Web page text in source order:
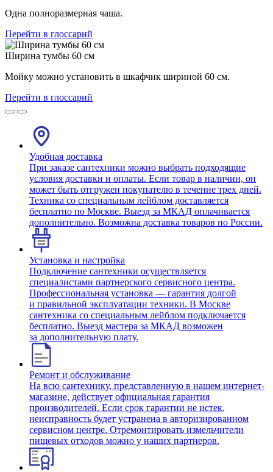
Одна полноразмерная чаша.
Перейти в глоссарий
Ширина тумбы 60 см
Мойку можно установить в шкафчик шириной 60 см.
Перейти в глоссарий
Удобная доставка
При заказе сантехники можно выбрать подходящие
условия доставки и оплаты. Если товар в наличии, он
может быть отгружен покупателю в течение трех дней.
Техника со специальным лейблом доставляется
бесплатно по Москве. Выезд за МКАД оплачивается
дополнительно. Возможна доставка товаров по России.
Установка и настройка
Подключение сантехники осуществляется
специалистами партнерского сервисного центра.
Профессиональная установка — гарантия долгой
и правильной эксплуатации техники. В Москве
сантехника со специальным лейблом подключается
бесплатно. Выезд мастера за МКАД возможен
за дополнительную плату.
Ремонт и обслуживание
На всю сантехнику, представленную в нашем интернет-
магазине, действует официальная гарантия
производителей. Если срок гарантии не истек,
неисправность будет устранена в авторизированном
сервисном центре. Отремонтировать измельчители
пищевых отходов можно у наших партнеров.